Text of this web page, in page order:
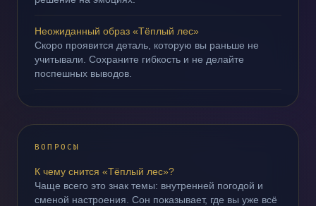
Неожиданный образ «Тёплый лес»
Скоро проявится деталь, которую вы раньше не
учитывали. Сохраните гибкость и не делайте
поспешных выводов.
ВОПРОСЫ
К чему снится «Тёплый лес»?
Чаще всего это знак темы: внутренней погодой и
сменой настроения. Сон показывает, где вы уже всё